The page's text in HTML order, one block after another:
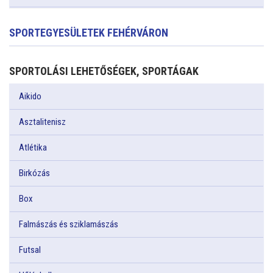
SPORTEGYESÜLETEK FEHÉRVÁRON
SPORTOLÁSI LEHETŐSÉGEK, SPORTÁGAK
Aikido
Asztalitenisz
Atlétika
Birkózás
Box
Falmászás és sziklamászás
Futsal